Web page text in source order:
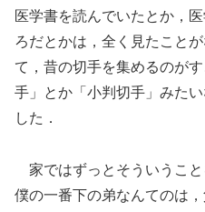
医学書を読んでいたとか，
ろだとかは，全く見たこと
て，昔の切手を集めるのが
手」とか「小判切手」みた
した．
家ではずっとそういうこと
僕の一番下の弟なんてのは